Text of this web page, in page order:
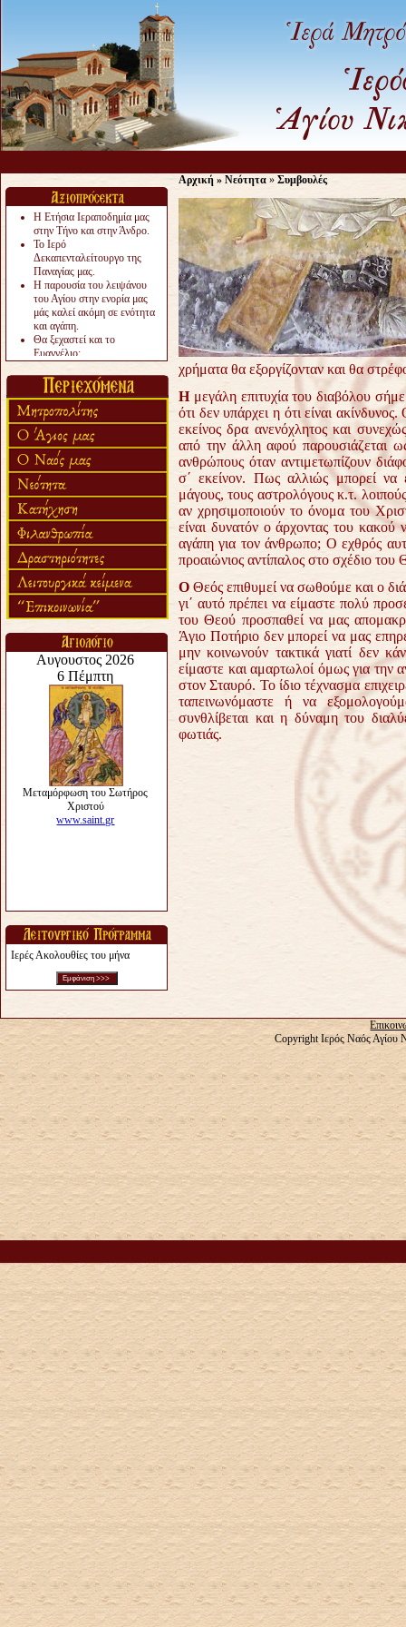
Η Ετήσια Ιεραποδημία μας
στην Τήνο και στην Άνδρο.
Το Ιερό
Δεκαπενταλείτουργο της
Παναγίας μας.
Η παρουσία του λειψάνου
του Αγίου στην ενορία μας
μάς καλεί ακόμη σε ενότητα
και αγάπη.
Θα ξεχαστεί και το
Ευαγγέλιο;
«πολύ αργά».
Ζητείται....
Ιερές Ακολουθίες του μήνα
Αρχική » Νεότητα » Συμβουλές
χρήματα θα εξοργίζονταν και θα
Ημεγάλη επιτυχία του διαβόλου
ότι δεν υπάρχει η ότι είναι
εκείνος δρα ανενόχλητος και
από την άλλη αφού παρουσιάζεται
ανθρώπους όταν αντιμετωπίζουν
σ΄ εκείνον. Πως αλλιώς μπορεί να
μάγους, τους αστρολόγους κ.τ.
αν χρησιμοποιούν το όνομα του
είναι δυνατόν ο άρχοντας του κακού
αγάπη για τον άνθρωπο; Ο εχθρός
προαιώνιος αντίπαλος στο σχέδιο
Ο Θεός επιθυμεί να σωθούμε και ο
γι΄ αυτό πρέπει να είμαστε πολύ
του Θεού προσπαθεί να μας
Άγιο Ποτήριο δεν μπορεί να μας
μην κοινωνούν τακτικά γιατί δεν
είμαστε και αμαρτωλοί όμως για την
στον Σταυρό. Το ίδιο τέχνασμα
ταπεινωνόμαστε ή να
συνθλίβεται και η δύναμη του
φωτιάς.
Copyright Ιερός Ναός Αγίου